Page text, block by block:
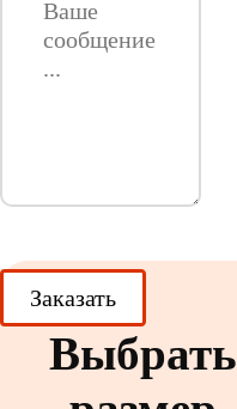
Выбрать